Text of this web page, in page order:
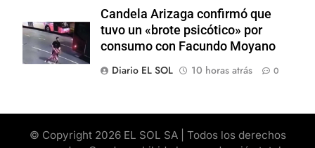
Candela Arizaga confirmó que
tuvo un «brote psicótico» por
consumo con Facundo Moyano
Diario EL SOL
10 horas atrás 0
© Copyright 2026 EL SOL SA | Todos los derechos